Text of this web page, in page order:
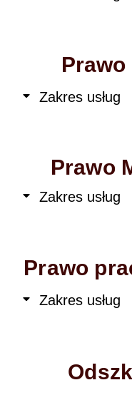
Zakres usług
Prawo
Zakres usług
Prawo
Zakres usług